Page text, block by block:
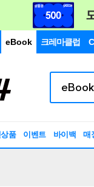
eBook 크레마클럽
품 이벤트 바이백 매